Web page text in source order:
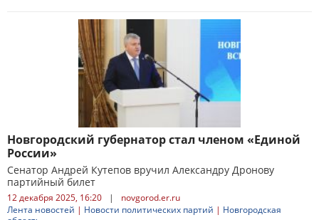
Новгородский губернатор стал членом «Единой
России»
Сенатор Андрей Кутепов вручил Александру Дронову
партийный билет
12 декабря 2025, 16:20 |
novgorod.er.ru
Лента новостей | Новости политических партий | Новгородская